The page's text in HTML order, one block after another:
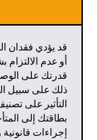
قد يؤدي فقدان
أو عدم
قدرتك على
ذلك على سبيل
التأثير على
بطاقتك إلى
إجراءات